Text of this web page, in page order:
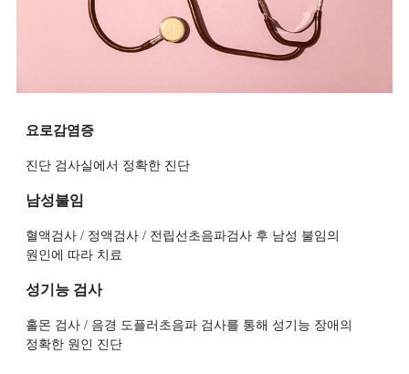
요로감염증
진단 검사실에서 정확한 진단
남성불임
혈액검사 / 정액검사 / 전립선초음파검사 후 남성 불임의
원인에 따라 치료
성기능 검사
홀몬 검사 / 음경 도플러초음파 검사를 통해 성기능 장애의
정확한 원인 진단